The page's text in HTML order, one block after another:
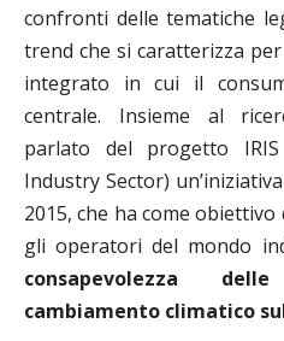
confronti delle tematiche
trend che si caratterizza
integrato in cui il
centrale. Insieme al
parlato del progetto
Industry Sector)
2015, che ha come
gli operatori del mondo
consapevolezza
cambiamento climatico